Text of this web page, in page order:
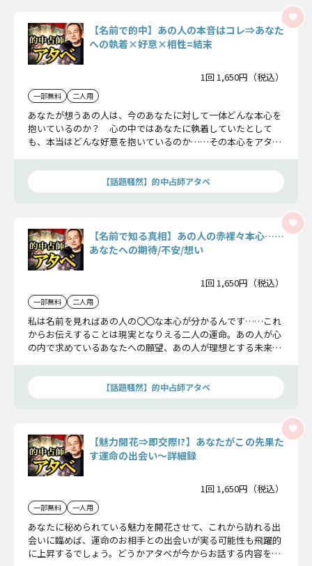
【名前で的中】あの人の本音はコレ⇒あなた
への執着×好意×相性=結末
1回 1,650円（税込）
一部無料 二人用
あなたが想うあの人は、今のあなたに対して一体どんな本心を
抱いているのか？ 心の中ではあなたに執着していたとして
も、本当はどんな好意を抱いているのか……その本心をアタベ
【話題騒然】的中占師アタベ
【名前で知る真相】あの人の赤裸々本心……
あなたへの期待/不安/想い
1回 1,650円（税込）
一部無料 二人用
私は名前を見ればあの人の〇〇な本心が分かるんです……これ
からお伝えすることは現実となりえる二人の運命。あの人が心
の内で求めているあなたへの願望、あの人が理想とする未来で
【話題騒然】的中占師アタベ
【魅力開花⇒即交際!?】あなたがこの先果た
す運命の出会い〜詳細録
1回 1,650円（税込）
一部無料 一人用
あなたに秘められている魅力を開花させて、これから訪れる出
会いに臨めば、運命のお相手との出会いが実る可能性も飛躍的
に上昇するでしょう。どうかアタベが今からお話する内容を一